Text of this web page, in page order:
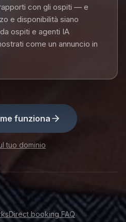
con gli ospiti — e
e disponibilità siano
ospiti e agenti IA
come un annuncio in
funziona
tuo dominio
Direct booking FAQ